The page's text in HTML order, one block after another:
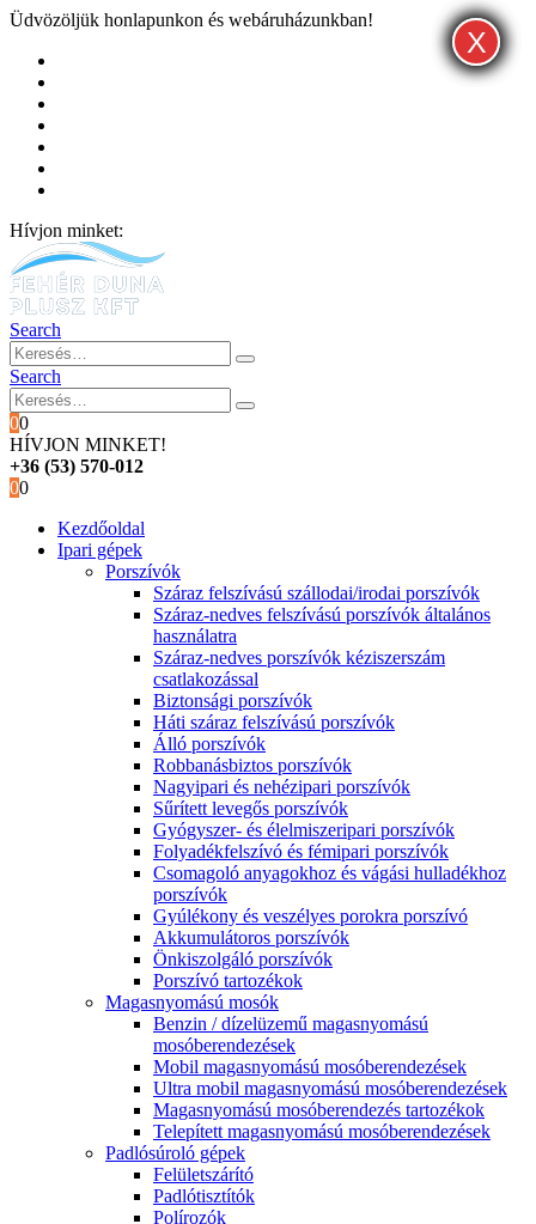
Üdvözöljük honlapunkon és webáruházunkban!
Hívjon minket:
Search
Search
00
HÍVJON MINKET!
+36 (53) 570-012
00
Kezdőoldal
Ipari gépek
Porszívók
Száraz felszívású szállodai/irodai porszívók
Száraz-nedves felszívású porszívók általános
használatra
Száraz-nedves porszívók kéziszerszám
csatlakozással
Biztonsági porszívók
Háti száraz felszívású porszívók
Álló porszívók
Robbanásbiztos porszívók
Nagyipari és nehézipari porszívók
Sűrített levegős porszívók
Gyógyszer- és élelmiszeripari porszívók
Folyadékfelszívó és fémipari porszívók
Csomagoló anyagokhoz és vágási hulladékhoz
porszívók
Gyúlékony és veszélyes porokra porszívó
Akkumulátoros porszívók
Önkiszolgáló porszívók
Porszívó tartozékok
Magasnyomású mosók
Benzin / dízelüzemű magasnyomású
mosóberendezések
Mobil magasnyomású mosóberendezések
Ultra mobil magasnyomású mosóberendezések
Magasnyomású mosóberendezés tartozékok
Telepített magasnyomású mosóberendezések
Padlósúroló gépek
Felületszárító
Padlótisztítók
Polírozók
X
X
X